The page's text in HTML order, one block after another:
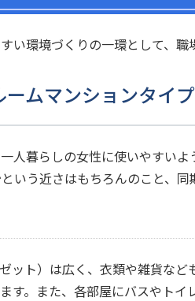
い環境づくりの一環として、
ムマンションタイ
人暮らしの女性に使いやすい
いう近さはもちろんのこと、
ット）は広く、衣類や雑貨など
す。また、各部屋にバスやトイレ